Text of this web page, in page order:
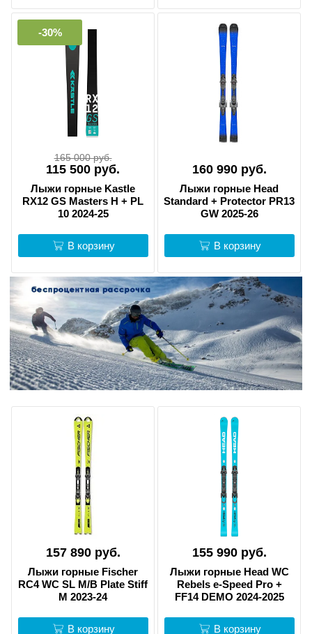
-30%
165 000 руб.
115 500 руб.
Лыжи горные Kastle
RX12 GS Masters H + PL
10 2024-25
В корзину
160 990 руб.
Лыжи горные Head
Standard + Protector PR13
GW 2025-26
В корзину
157 890 руб.
Лыжи горные Fischer
RC4 WC SL M/B Plate Stiff
M 2023-24
В корзину
155 990 руб.
Лыжи горные Head WC
Rebels e-Speed Pro +
FF14 DEMO 2024-2025
В корзину